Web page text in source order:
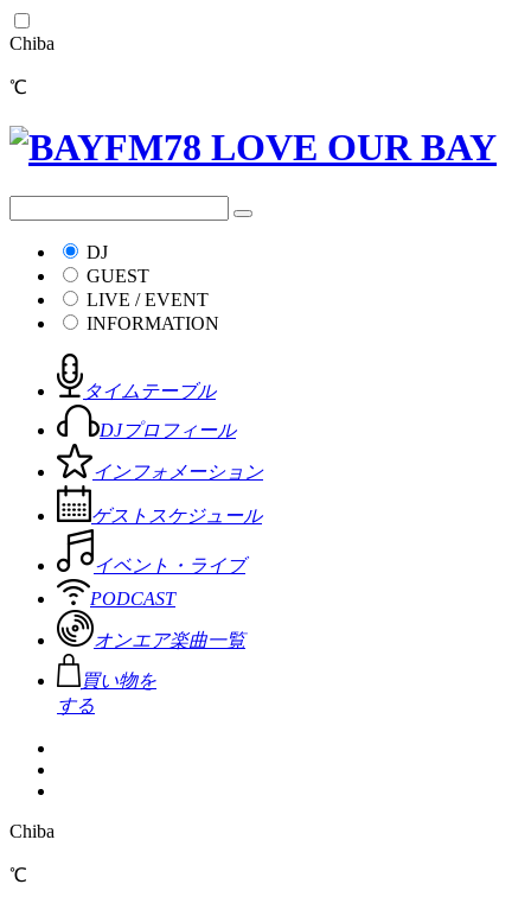
Chiba
℃
DJ
GUEST
LIVE / EVENT
INFORMATION
タイムテーブル
DJプロフィール
インフォメーション
ゲストスケジュール
イベント・ライブ
PODCAST
オンエア楽曲一覧
買い物を
する
Chiba
℃